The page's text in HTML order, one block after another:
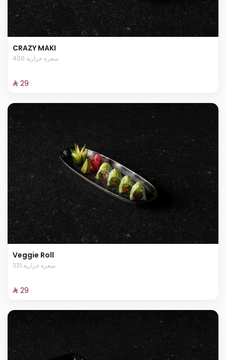
CRAZY MAKI
400 سعرة حرارية
⁨⁦‪‬ 29⁩
Veggie Roll
331 سعرة حرارية
⁨⁦‪‬ 29⁩